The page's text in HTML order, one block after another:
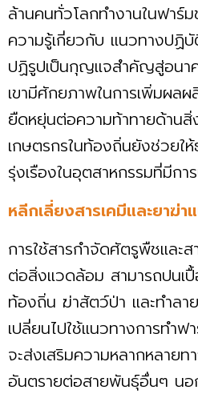
ล้านคนทั่วโลกทำงานในฟาร์
ความรู้เกี่ยวกับ แนวทางปฏิ
ปฏิรูปเป็นกุญแจสำคัญสู่อนา
เขามีศักยภาพในการเพิ่มผล
ยืดหยุ่นต่อความท้าทายด้าน
เกษตรกรในท้องถิ่นยังช่วยใ
รุ่งเรืองในอุตสาหกรรมที่มีกา
หลีกเลี่ยงสารเคมีและยาฆ่า
การใช้สารกำจัดศัตรูพืชและ
ต่อสิ่งแวดล้อม สามารถปนเปื้
ท้องถิ่น ฆ่าสัตว์ป่า และทำลา
เปลี่ยนไปใช้แนวทางการทำ
จะส่งเสริมความหลากหลาย
อันตรายต่อสายพันธุ์อื่นๆ นอ